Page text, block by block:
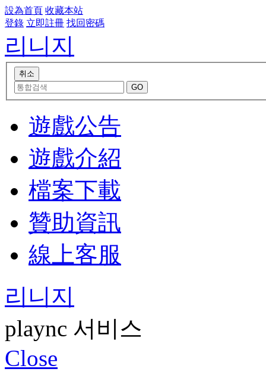
設為首頁 收藏本站
登錄 立即註冊 找回密碼
리니지
遊戲公告
遊戲介紹
檔案下載
贊助資訊
線上客服
리니지
plaync 서비스
Close